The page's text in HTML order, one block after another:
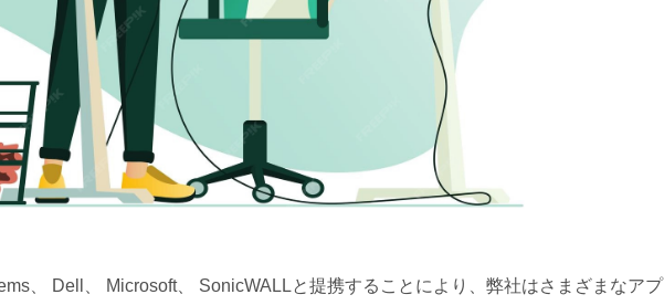
、 Dell、 Microsoft、 SonicWALLと提携することにより、弊社はさまざまなアプ